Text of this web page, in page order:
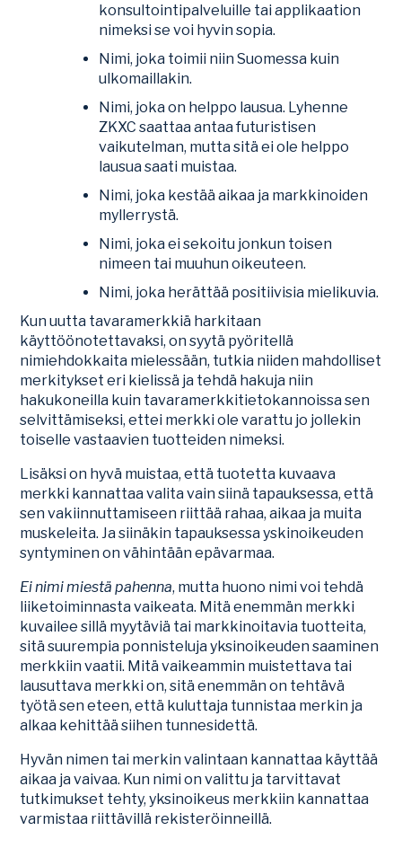
konsultointipalveluille tai applikaation
nimeksi se voi hyvin sopia.
Nimi, joka toimii niin Suomessa kuin
ulkomaillakin.
Nimi, joka on helppo lausua. Lyhenne
ZKXC saattaa antaa futuristisen
vaikutelman, mutta sitä ei ole helppo
lausua saati muistaa.
Nimi, joka kestää aikaa ja markkinoiden
myllerrystä.
Nimi, joka ei sekoitu jonkun toisen
nimeen tai muuhun oikeuteen.
Nimi, joka herättää positiivisia mielikuvia.
Kun uutta tavaramerkkiä harkitaan
käyttöönotettavaksi, on syytä pyöritellä
nimiehdokkaita mielessään, tutkia niiden mahdolliset
merkitykset eri kielissä ja tehdä hakuja niin
hakukoneilla kuin tavaramerkkitietokannoissa sen
selvittämiseksi, ettei merkki ole varattu jo jollekin
toiselle vastaavien tuotteiden nimeksi.
Lisäksi on hyvä muistaa, että tuotetta kuvaava
merkki kannattaa valita vain siinä tapauksessa, että
sen vakiinnuttamiseen riittää rahaa, aikaa ja muita
muskeleita. Ja siinäkin tapauksessa yskinoikeuden
syntyminen on vähintään epävarmaa.
Ei nimi miestä pahenna, mutta huono nimi voi tehdä
liiketoiminnasta vaikeata. Mitä enemmän merkki
kuvailee sillä myytäviä tai markkinoitavia tuotteita,
sitä suurempia ponnisteluja yksinoikeuden saaminen
merkkiin vaatii. Mitä vaikeammin muistettava tai
lausuttava merkki on, sitä enemmän on tehtävä
työtä sen eteen, että kuluttaja tunnistaa merkin ja
alkaa kehittää siihen tunnesidettä.
Hyvän nimen tai merkin valintaan kannattaa käyttää
aikaa ja vaivaa. Kun nimi on valittu ja tarvittavat
tutkimukset tehty, yksinoikeus merkkiin kannattaa
varmistaa riittävillä rekisteröinneillä.